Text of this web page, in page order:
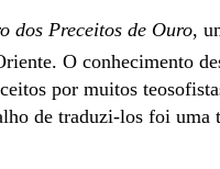
dos Preceitos de Ouro,
O conhecimento
por muitos
de traduzi-los foi uma